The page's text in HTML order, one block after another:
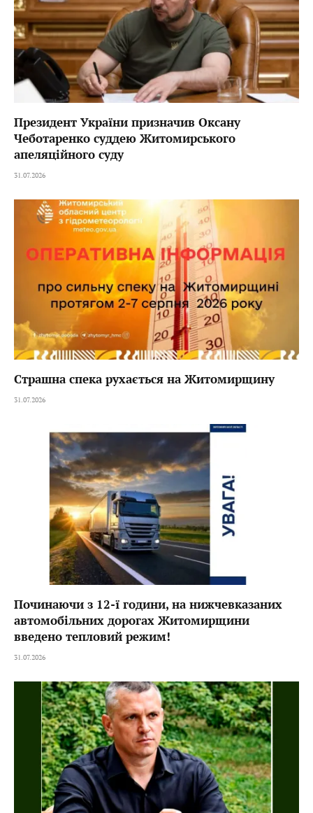
Президент України призначив Оксану
Чеботаренко суддею Житомирського
апеляційного суду
31.07.2026
Страшна спека рухається на Житомирщину
31.07.2026
Починаючи з 12-ї години, на нижчевказаних
автомобільних дорогах Житомирщини
введено тепловий режим!
31.07.2026